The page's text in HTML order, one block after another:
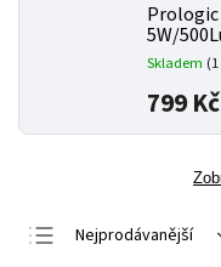
5W/
Skladem
799 Kč
Nejprodávanější